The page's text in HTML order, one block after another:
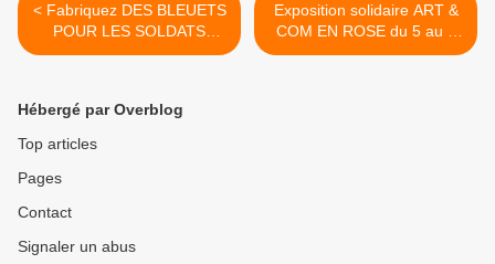
< Fabriquez DES BLEUETS
POUR LES SOLDATS
d’Orléans Métropole -
Exposition solidaire ART &
COM EN ROSE du 5 au 7
octobre 2018 au Campo
Hébergé par Overblog
Top articles
Pages
Contact
Signaler un abus